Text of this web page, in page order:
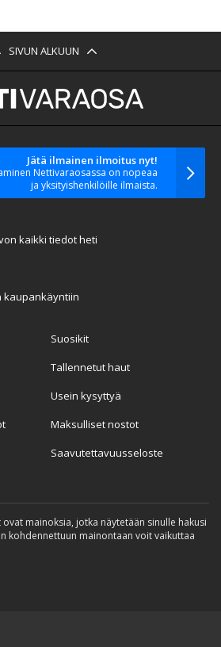
SIVUN ALKUUN
Jätä ilmainen ilmoitus nyt!
Nettivaraosassa on nopeaa
ja yksityishenkilöille ilmaista.
kaikki tiedot heti
kaupankäyntiin
Suosikit
Tallennetut haut
Usein kysyttyä
Maksulliset nostot
Saavutettavuusseloste
mainoksia, jotka näytetään sinulle hakusi
kohdennettuun mainontaan voit vaikuttaa